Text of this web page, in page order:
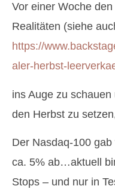
Vor einer Woche
Realitäten (siehe
https://
aler-herbst-
ins Auge zu
den Herbst zu
Der Nasdaq-100
ca. 5% ab…aktuell
Stops – und nur in